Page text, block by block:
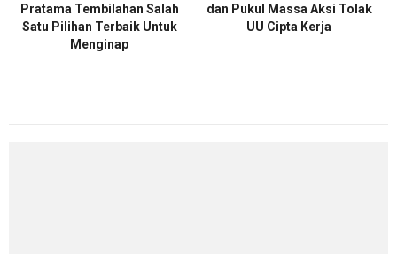
Pratama Tembilahan Salah
Satu Pilihan Terbaik Untuk
Menginap
dan Pukul Massa Aksi Tolak
UU Cipta Kerja